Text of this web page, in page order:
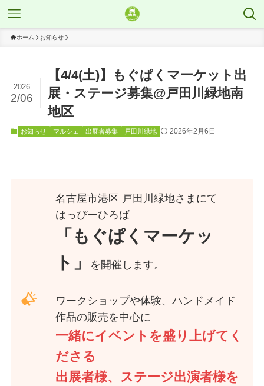
ホーム お知らせ
【4/4(土)】もぐぱくマーケット出
展・ステージ募集@戸田川緑地南
地区
2026
2/06
お知らせ マルシェ 出展者募集 戸田川緑地 2026年2月6日
名古屋市港区 戸田川緑地さまにて
はっぴーひろば
「もぐぱくマーケッ
ト」
を開催します。
ワークショップや体験、ハンドメイド
作品の販売を中心に
一緒にイベントを盛り上げてく
ださる
出展者様、ステージ出演者様を